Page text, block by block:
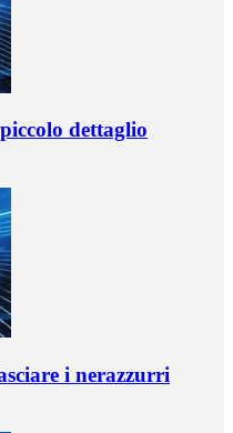
dettaglio
i nerazzurri